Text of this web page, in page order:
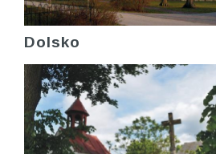
Dolsko